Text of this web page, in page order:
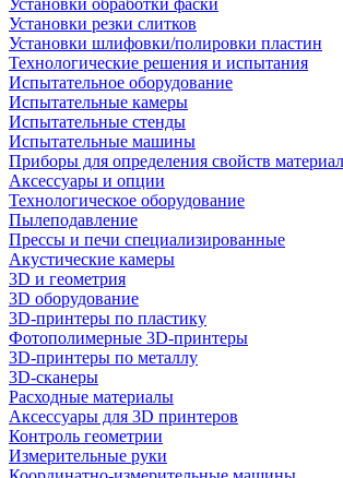
Установки обработки фаски
Установки резки слитков
Установки шлифовки/полировки пластин
Технологические решения и испытания
Испытательное оборудование
Испытательные камеры
Испытательные стенды
Испытательные машины
Приборы для определения свойств
Аксессуары и опции
Технологическое оборудование
Пылеподавление
Прессы и печи специализированные
Акустические камеры
3D и геометрия
3D оборудование
3D-принтеры по пластику
Фотополимерные 3D-принтеры
3D-принтеры по металлу
3D-сканеры
Расходные материалы
Аксессуары для 3D принтеров
Контроль геометрии
Измерительные руки